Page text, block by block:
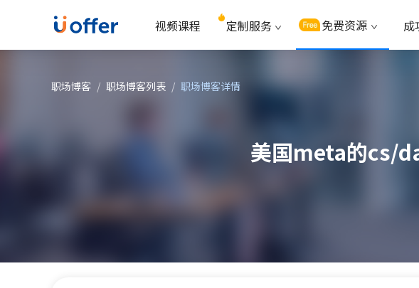
视频课程 定制服务 免费资源 成
职场博客 / 职场博客列表 / 职场博客详情
美国meta的cs/